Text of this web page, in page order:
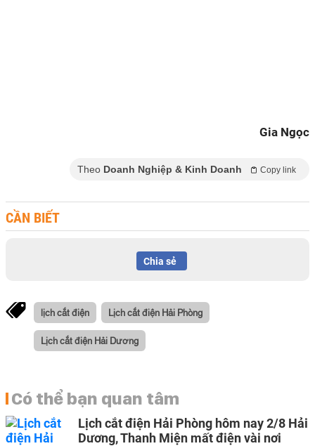
Gia Ngọc
Theo Doanh Nghiệp & Kinh Doanh Copy link
CẦN BIẾT
Chia sẻ
lịch cắt điện Lịch cắt điện Hải Phòng
Lịch cắt điện Hải Dương
Có thể bạn quan tâm
Lịch cắt điện Hải Phòng hôm nay 2/8 Hải
Dương, Thanh Miện mất điện vài nơi